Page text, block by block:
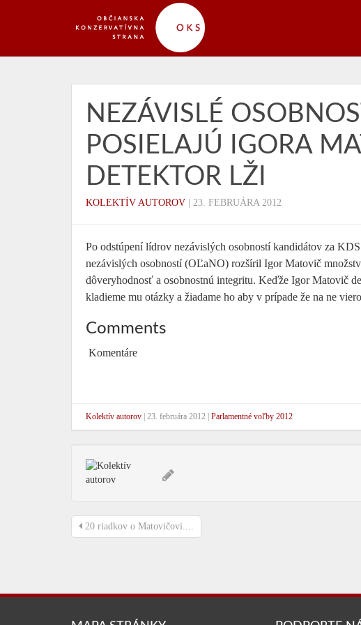
NEZÁVISLÉ
POSIELAJÚ IGORA
DETEKTOR LŽI
KOLEKTÍV AUTOROV 23. FEBRUÁRA 2012
Po odstúpení lídrov nezávislých osobností kandidátov za
nezávislých osobností (OĽaNO) rozšíril Igor Matovič
dôveryhodnosť a osobnostnú integritu. Keďže Igor Matovič
kladieme mu otázky a žiadame ho aby v prípade že na ne
Comments
Komentáre
Kolektív autorov 23. februára 2012 Parlamentné voľby 2012
20 riadkov o Matovičovi....